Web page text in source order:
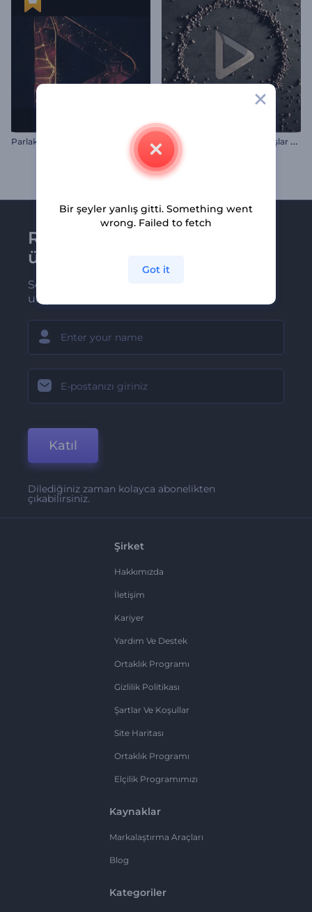
Parlak Alev Parçacıkları İntro Ç
ekim Kuvveti Altındaki Taşlar Giriş Videosu
Renderforest bültenine
üye olun
Son haber ve tekliflerimiz ilk olarak size
ulaşsın
Katıl
Dilediğiniz zaman kolayca abonelikten
çıkabilirsiniz.
Şirket
Hakkımızda
İletişim
Kariyer
Yardım Ve Destek
Ortaklık Programı
Gizlilik Politikası
Şartlar Ve Koşullar
Site Haritası
Ortaklık Programı
Elçilik Programımızı
Kaynaklar
Markalaştırma Araçları
Blog
Kategoriler
Bir şeyler yanlış gitti. Something went
wrong. Failed to fetch
Got it